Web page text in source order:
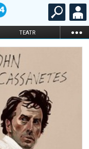
TEATR ...
KARNETY